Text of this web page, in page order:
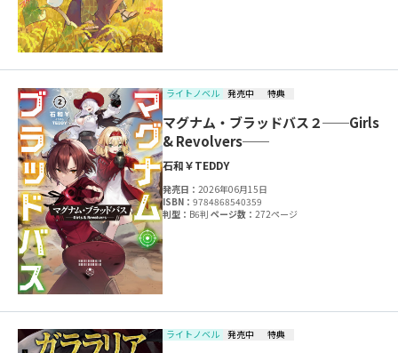
ライトノベル 発売中 特典
マグナム・ブラッドバス２──Girls
& Revolvers──
石和￥TEDDY
発売日：2026年06月15日
ISBN：9784868540359
判型： B6判ページ数：272ページ
ライトノベル 発売中 特典